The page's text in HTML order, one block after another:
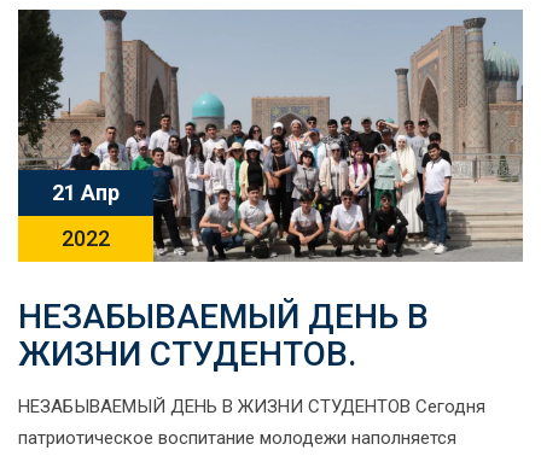
21 Апр
2022
НЕЗАБЫВАЕМЫЙ ДЕНЬ В
ЖИЗНИ СТУДЕНТОВ.
НЕЗАБЫВАЕМЫЙ ДЕНЬ В ЖИЗНИ СТУДЕНТОВ Сегодня
патриотическое воспитание молодежи наполняется